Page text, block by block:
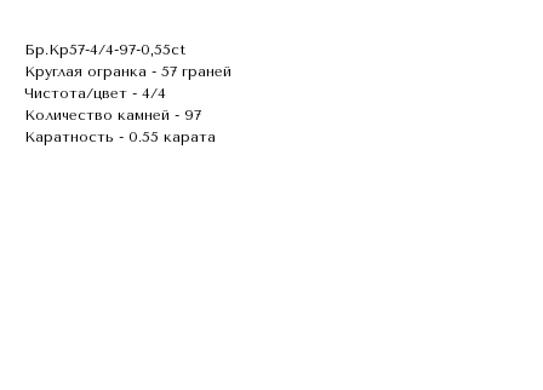
Бр.Кр57-4/4-97-0,55ct
Круглая огранка - 57 граней
Чистота/цвет - 4/4
Количество камней - 97
Каратность - 0.55 карата